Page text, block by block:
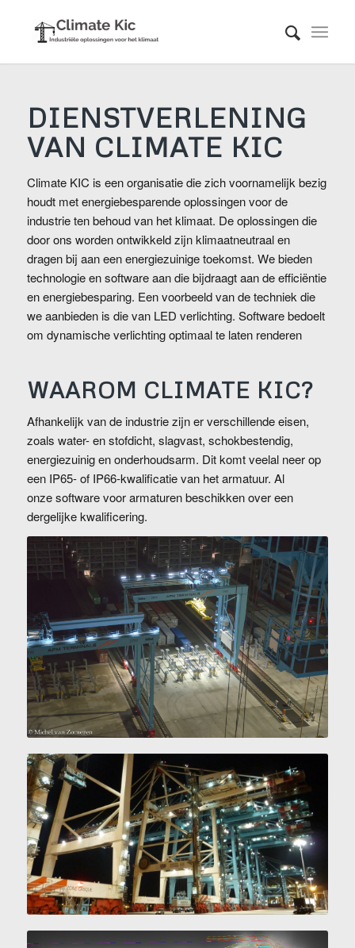
DIENSTVERLENING
VAN CLIMATE KIC
Climate KIC is een organisatie die zich voornamelijk bezig
houdt met energiebesparende oplossingen voor de
industrie ten behoud van het klimaat. De oplossingen die
door ons worden ontwikkeld zijn klimaatneutraal en
dragen bij aan een energiezuinige toekomst. We bieden
technologie en software aan die bijdraagt aan de efficiëntie
en energiebesparing. Een voorbeeld van de techniek die
we aanbieden is die van LED verlichting. Software bedoelt
om dynamische verlichting optimaal te laten renderen
WAAROM CLIMATE KIC?
Afhankelijk van de industrie zijn er verschillende eisen,
zoals water- en stofdicht, slagvast, schokbestendig,
energiezuinig en onderhoudsarm. Dit komt veelal neer op
een IP65- of IP66-kwalificatie van het armatuur. Al
onze software voor armaturen beschikken over een
dergelijke kwalificering.